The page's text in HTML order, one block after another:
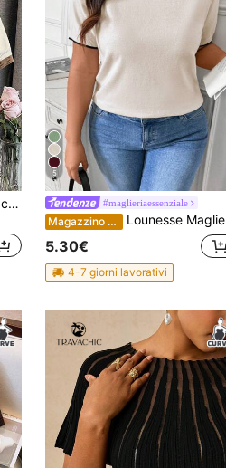
Franclia Maglietta a maniche corte aderente a girocollo, a righe marroni e blu, in stile minimalista, adatta per la scuola, il pendolarismo, il tempo libero e l'uso quotidiano, comoda e versatile, disponibile in taglie comode
5
#maglieriaessenziale
Magazzino EU Lounesse Maglietta da donna taglie forti bohémien casual minimalista con blocchi di colore, nuovo arrivo di primavera, per l estate
5.30€
4-7 giorni lavorativi